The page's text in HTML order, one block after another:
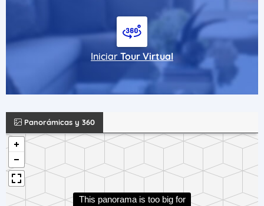
Iniciar Tour Virtual
Panorámicas y 360
This panorama is too big for